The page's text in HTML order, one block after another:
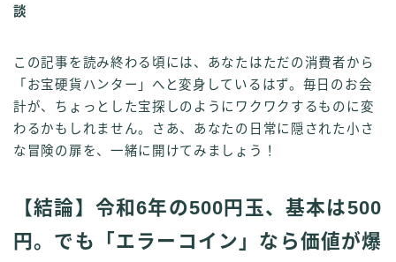
談
この記事を読み終わる頃には、あなたはただの消費者から
「お宝硬貨ハンター」へと変身しているはず。毎日のお会
計が、ちょっとした宝探しのようにワクワクするものに変
わるかもしれません。さあ、あなたの日常に隠された小さ
な冒険の扉を、一緒に開けてみましょう！
【結論】令和6年の500円玉、基本は500
円。でも「エラーコイン」なら価値が爆